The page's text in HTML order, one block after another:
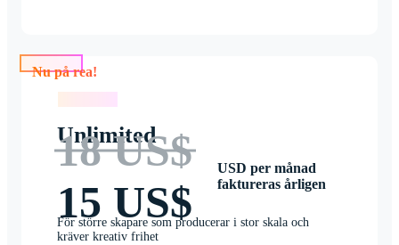
Nu på rea!
Unlimited
18 US$
15 US$
USD per månad
faktureras årligen
För större skapare som producerar i stor skala och
kräver kreativ frihet